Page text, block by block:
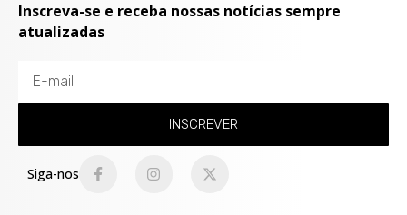
Inscreva-se e receba nossas notícias sempre
atualizadas
INSCREVER
Siga-nos